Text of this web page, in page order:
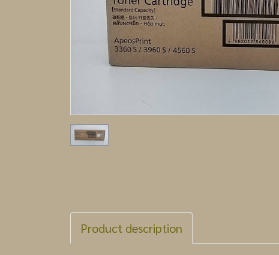
Product description